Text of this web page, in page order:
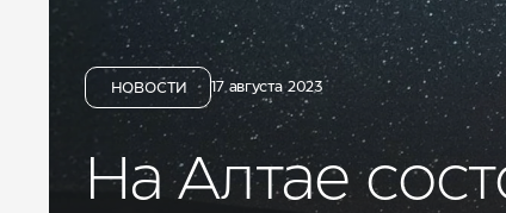
ДРИМВУД
СПА И ФИТНЕС
БАННЫЙ КОМПЛЕКС
РЕСТОРАНЫ И БАРЫ
ДЛЯ БИЗНЕСА
УСЛУГИ И СЕРВИС
КУРОРТ
НОВОСТИ 17 августа 2023
На Алтае